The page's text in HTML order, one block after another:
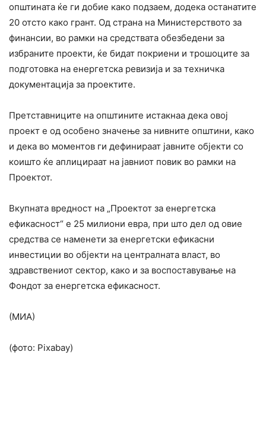
општината ќе ги добие како подзаем, додека останатите
20 отсто како грант. Од страна на Министерството за
финансии, во рамки на средствата обезбедени за
избраните проекти, ќе бидат покриени и трошоците за
подготовка на енергетска ревизија и за техничка
документација за проектите.
Претставниците на општините истакнаа дека овој
проект е од особено значење за нивните општини, како
и дека во моментов ги дефинираат јавните објекти со
коишто ќе аплицираат на јавниот повик во рамки на
Проектот.
Вкупната вредност на „Проектот за енергетска
ефикасност“ е 25 милиони евра, при што дел од овие
средства се наменети за енергетски ефикасни
инвестиции во објекти на централната власт, во
здравствениот сектор, како и за воспоставување на
Фондот за енергетска ефикасност.
(МИА)
(фото: Pixabay)